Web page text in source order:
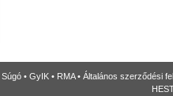
Súgó • GyIK • RMA• Általános szerződési